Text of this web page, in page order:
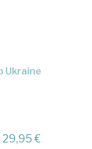
Ukraine
29,95 €